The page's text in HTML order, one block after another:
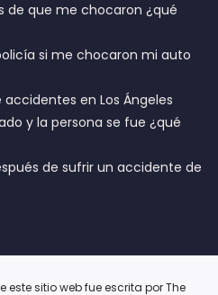
de que me chocaron ¿qué
si me chocaron mi auto
en Los Ángeles
y la persona se fue ¿qué
de sufrir un accidente de
sitio web fue escrita por The